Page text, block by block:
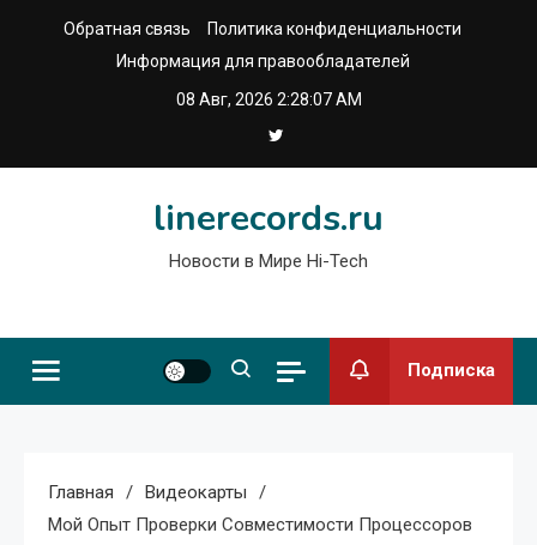
Обратная связь
Политика конфиденциальности
Информация для правообладателей
08 Авг, 2026 2:28:08 AM
linerecords.ru
Новости в Мире Hi-Tech
Подписка
Главная
Видеокарты
Мой Опыт Проверки Совместимости Процессоров